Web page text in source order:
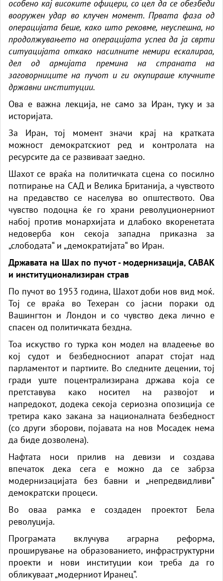
особено кај високите офицери, со цел да се обезбеди
вооружен удар во клучен момент. Првата фаза од
операцијата беше, како што рековме, неуспешна, но
продолжувањето на операцијата успеа да ја сврти
ситуацијата откако насилните немири ескалираа,
дел од армијата премина на страната на
заговорниците на пучот и ги окупираше клучните
државни институции.
Ова е важна лекција, не само за Иран, туку и за
историјата.
За Иран, тој момент значи крај на кратката
можност демократскиот ред и контролата на
ресурсите да се развиваат заедно.
Шахот се враќа на политичката сцена со посилно
потпирање на САД и Велика Британија, а чувството
на предавство се населува во општеството. Ова
чувство подоцна ќе го храни револуционерниот
набој против монархијата и длабоко вкоренетата
недоверба кон секоја западна приказна за
„слободата“ и „демократијата“ во Иран.
Државата на Шах по пучот - модернизација, САВАК
и институционализиран страв
По пучот во 1953 година, Шахот доби нов вид моќ.
Тој се враќа во Техеран со јасни пораки од
Вашингтон и Лондон и со чувство дека лично е
спасен од политичката бездна.
Тоа искуство го турка кон модел на владеење во
кој судот и безбедносниот апарат стојат над
парламентот и партиите. Во следните децении, тој
гради уште поцентрализирана држава која се
претставува како носител на развојот и
напредокот, додека секоја сериозна опозиција се
третира како закана за националната безбедност
(со други зборови, појавата на нов Мосадек нема
да биде дозволена).
Нафтата носи прилив на девизи и создава
впечаток дека сега е можно да се забрза
модернизацијата без бавни и „непредвидливи“
демократски процеси.
Во оваа рамка е создаден проектот Бела
револуција.
Програмата вклучува аграрна реформа,
проширување на образованието, инфраструктурни
проекти и нови институции кои треба да го
обликуваат „модерниот Иранец“.